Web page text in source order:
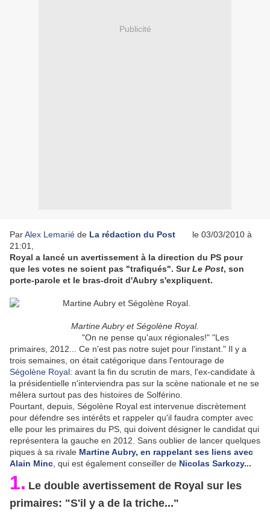
Publicité
ParAlex Lemarié de La rédaction du Post
le 03/03/2010 à
21:01
Royal a lancé un avertissement à la direction du PS pour
que les votes ne soient pas "trafiqués". SurLe Post, son
porte-parole et le bras-droit d'Aubry s'expliquent.
Martine Aubry et Ségolène Royal.
"On ne pense qu'aux régionales!" "Les
primaires, 2012... Ce n'est pas notre sujet pour l'instant." Il y a
trois semaines, on était catégorique dans l'entourage de
Ségolène Royal: avant la fin du scrutin de mars, l'ex-candidate à
la présidentielle n'interviendra pas sur la scène nationale et ne se
mêlera surtout pas des histoires de Solférino.
Pourtant, depuis, Ségolène Royal est intervenue discrètement
pour défendre ses intérêts et rappeler qu'il faudra compter avec
elle pour les primaires du PS, qui doivent désigner le candidat qui
représentera la gauche en 2012. Sans oublier de lancer quelques
piques à sa rivale Martine Aubry, en rappelant ses liens avec
Alain Minc , qui est également conseiller de Nicolas Sarkozy...
1. Le double avertissement de Royal sur les
primaires: "S'il y a de la triche..."